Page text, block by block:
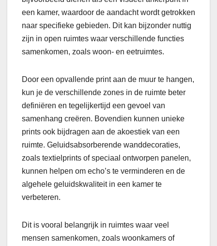
een kamer, waardoor de aandacht wordt getrokken
naar specifieke gebieden. Dit kan bijzonder nuttig
zijn in open ruimtes waar verschillende functies
samenkomen, zoals woon- en eetruimtes.
Door een opvallende print aan de muur te hangen,
kun je de verschillende zones in de ruimte beter
definiëren en tegelijkertijd een gevoel van
samenhang creëren. Bovendien kunnen unieke
prints ook bijdragen aan de akoestiek van een
ruimte. Geluidsabsorberende wanddecoraties,
zoals textielprints of speciaal ontworpen panelen,
kunnen helpen om echo’s te verminderen en de
algehele geluidskwaliteit in een kamer te
verbeteren.
Dit is vooral belangrijk in ruimtes waar veel
mensen samenkomen, zoals woonkamers of